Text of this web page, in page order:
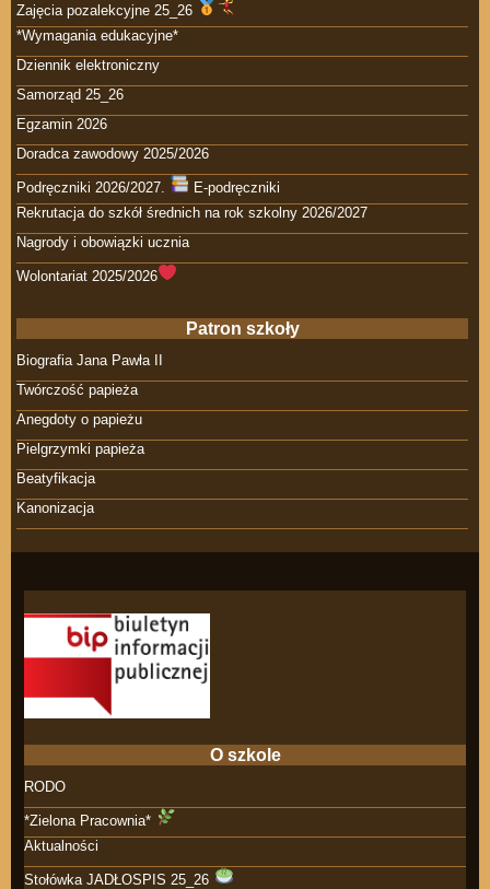
Zajęcia pozalekcyjne 25_26
*Wymagania edukacyjne*
Dziennik elektroniczny
Samorząd 25_26
Egzamin 2026
Doradca zawodowy 2025/2026
Podręczniki 2026/2027.
E-podręczniki
Rekrutacja do szkół średnich na rok szkolny 2026/2027
Nagrody i obowiązki ucznia
Wolontariat 2025/2026
Patron szkoły
Biografia Jana Pawła II
Twórczość papieża
Anegdoty o papieżu
Pielgrzymki papieża
Beatyfikacja
Kanonizacja
O szkole
RODO
*Zielona Pracownia*
Aktualności
Stołówka JADŁOSPIS 25_26